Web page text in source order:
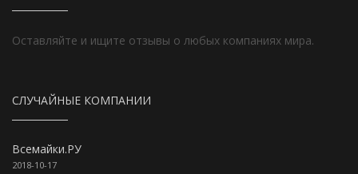
Оставляйте и ищите отзывы о любых компаниях мира.
СЛУЧАЙНЫЕ КОМПАНИИ
Всемайки.РУ
2018-10-17